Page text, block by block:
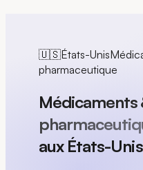
🇺🇸États-Unis
pharmaceutique
Médicaments
aux États-Unis